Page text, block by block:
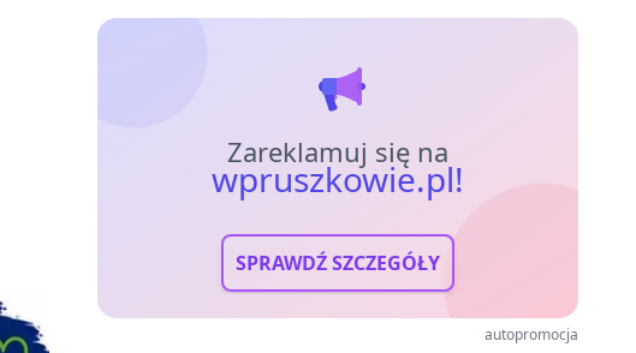
Zareklamuj się na
wpruszkowie.pl!
SPRAWDŹ SZCZEGÓŁY
autopromocja